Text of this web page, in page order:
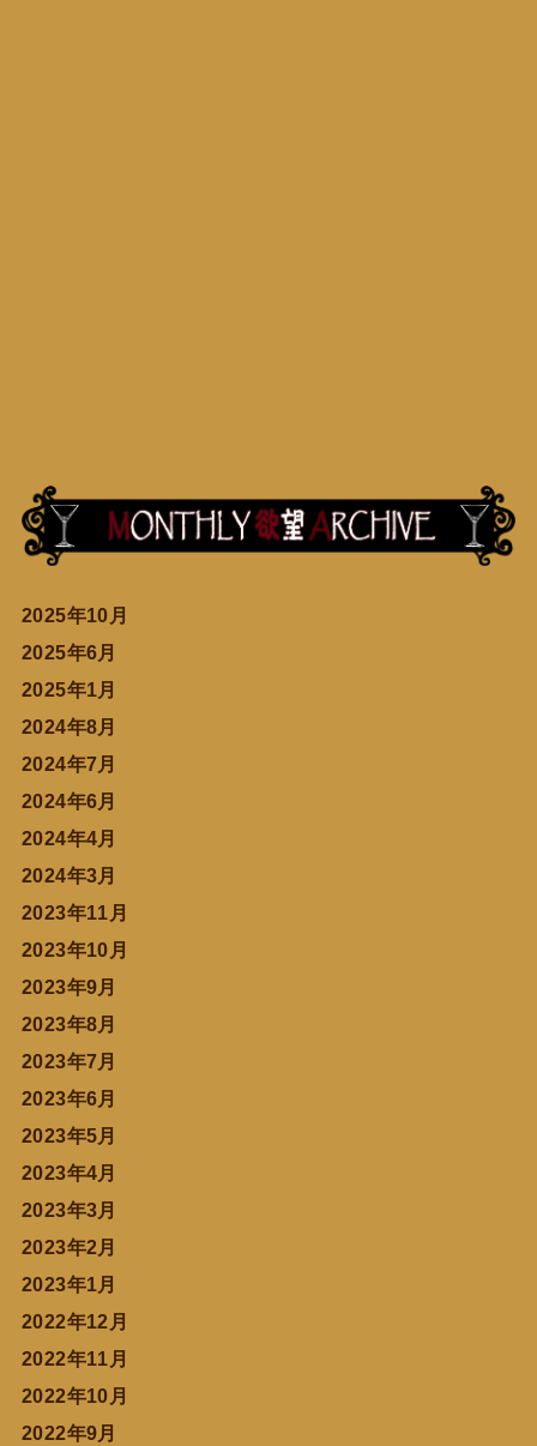
2025年10月
2025年6月
2025年1月
2024年8月
2024年7月
2024年6月
2024年4月
2024年3月
2023年11月
2023年10月
2023年9月
2023年8月
2023年7月
2023年6月
2023年5月
2023年4月
2023年3月
2023年2月
2023年1月
2022年12月
2022年11月
2022年10月
2022年9月